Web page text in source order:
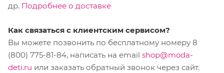
др. Подробнее о доставке
Как связаться с клиентским сервисом?
Вы можете позвонить по бесплатному номеру 8
(800) 775-81-84, написать на email shop@moda-
deti.ru или заказать обратный звонок через сайт.